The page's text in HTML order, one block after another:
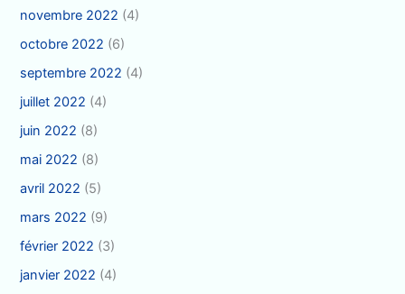
novembre 2022 (4)
octobre 2022 (6)
septembre 2022 (4)
juillet 2022 (4)
juin 2022 (8)
mai 2022 (8)
avril 2022 (5)
mars 2022 (9)
février 2022 (3)
janvier 2022 (4)